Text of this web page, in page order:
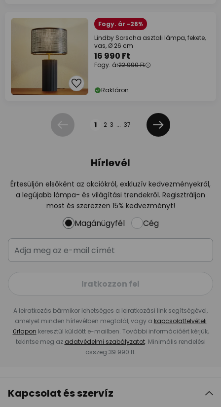
Fogy. ár -26%
Lindby Sorscha asztali lámpa, fekete,
vas, Ø 26 cm
16 990 Ft
Fogy. ár22 990 Ft
Raktáron
Előző 1 2 3 ... 37
Következő
Hírlevél
Értesüljön elsőként az akciókról, exkluzív kedvezményekről,
a legújabb lámpa- és világítási trendekről. Regisztráljon
most és szerezzen 15% kedvezményt!
Magánügyfél Cég
Iratkozzon fel
A leiratkozás bármikor lehetséges a leiratkozási link segítségével,
amelyet minden hírlevélben megtalál, vagy a kapcsolatfelvételi
űrlapon keresztül küldött e-mailben. További információért kérjük,
tekintse meg az adatvédelmi szabályzatot. Minimális rendelési
összeg 39 990 ft.
Kapcsolat és szervíz